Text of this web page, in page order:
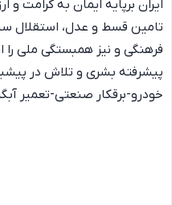
ایران برپایه ایمان به کرامت و
تامین قسط و عدل، استقلال
فرهنگی و نیز همبستگی ملی را
پیشرفته بشری و تلاش در
خودرو-برقکار صنعتی-تعمیر